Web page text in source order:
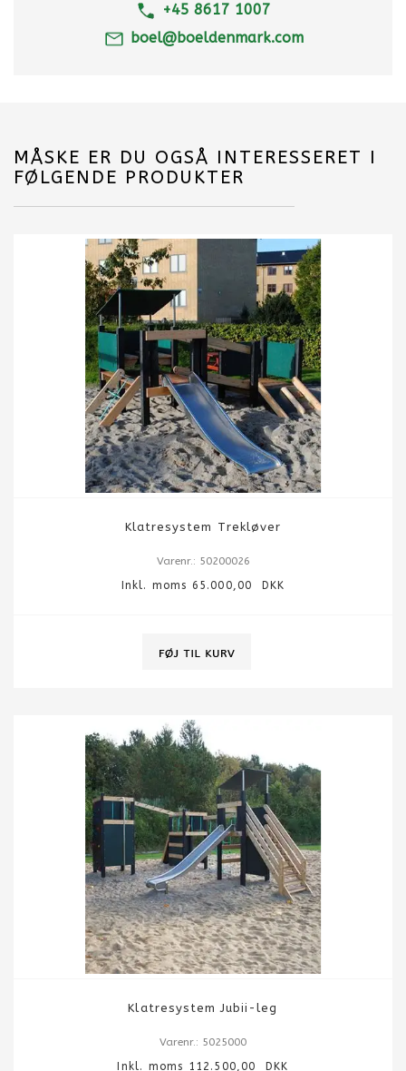
+45 8617 1007
boel@boeldenmark.com
MÅSKE ER DU OGSÅ INTERESSERET I
FØLGENDE PRODUKTER
Klatresystem Trekløver
Varenr.: 50200026
Inkl. moms 65.000,00 DKK
Klatresystem Jubii-leg
Varenr.: 5025000
Inkl. moms 112.500,00 DKK